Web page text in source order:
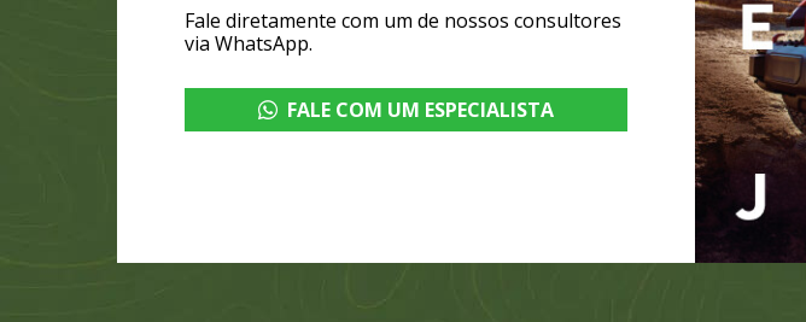
Fale diretamente com um de nossos consultores
via WhatsApp.
FALE COM UM ESPECIALISTA